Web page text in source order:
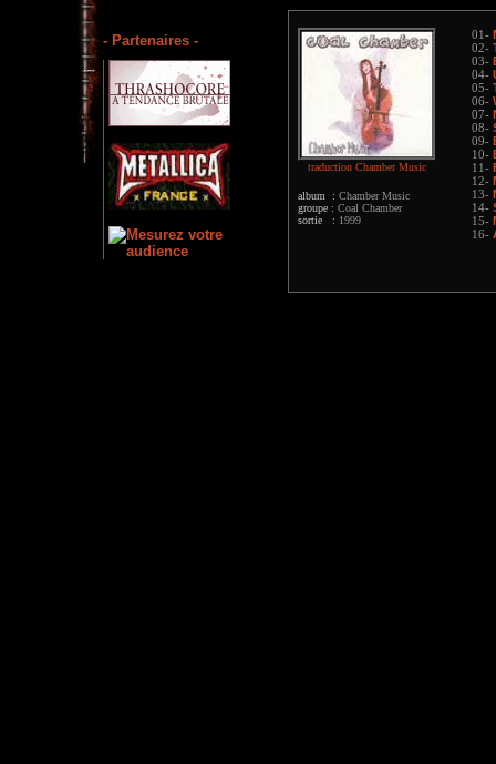
- Partenaires -
traduction Chamber Music
album : Chamber Music
groupe : Coal Chamber
sortie : 1999
01-
02-
03-
04-
05-
06-
07-
08-
09-
10-
11-
12-
13-
14-
15-
16-